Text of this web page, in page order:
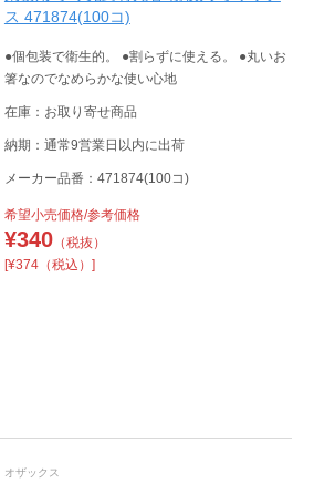
ス 471874(100コ)
●個包装で衛生的。 ●割らずに使える。 ●丸いお
箸なのでなめらかな使い心地
在庫：お取り寄せ商品
納期：通常9営業日以内に出荷
メーカー品番：471874(100コ)
希望小売価格/参考価格
¥340（税抜）
[¥374（税込）]
オザックス